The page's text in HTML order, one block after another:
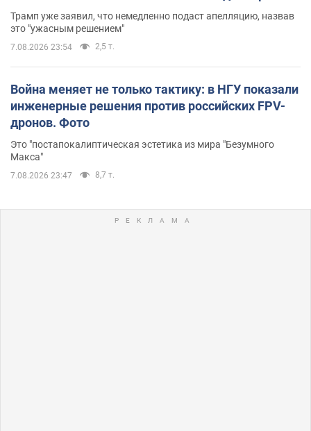
Трамп уже заявил, что немедленно подаст апелляцию, назвав
это "ужасным решением"
7.08.2026 23:54 2,5 т.
Война меняет не только тактику: в НГУ показали
инженерные решения против российских FPV-
дронов. Фото
Это "постапокалиптическая эстетика из мира "Безумного
Макса"
7.08.2026 23:47 8,7 т.